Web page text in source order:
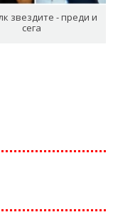
звездите - преди и
сега